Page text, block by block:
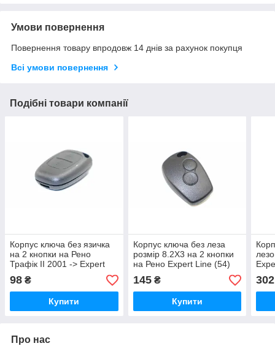
Умови повернення
Повернення товару впродовж 14 днів за рахунок покупця
Всі умови повернення
Подібні товари компанії
Корпус ключа без язичка
на 2 кнопки на Рено
Трафік II 2001 -> Expert
Line (54) K2142
98 ₴
Купити
Корпус ключа без леза
розмір 8.2X3 на 2 кнопки
на Рено Expert Line (54)
K1795
145₴
Купити
302
Про нас